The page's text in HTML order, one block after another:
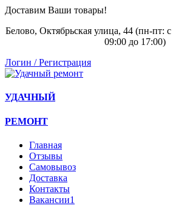
Доставим Ваши товары!
Белово, Октябрьская улица, 44 (пн-пт: с
09:00 до 17:00)
Логин / Регистрация
УДАЧНЫЙ
РЕМОНТ
Главная
Отзывы
Самовывоз
Доставка
Контакты
Вакансии1